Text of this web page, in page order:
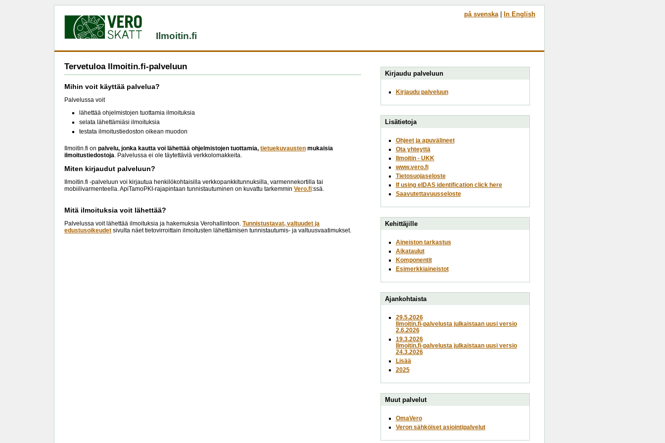
Ilmoitin.fi
på svenska| In English
Tervetuloa Ilmoitin.fi-palveluun
Mihin voit käyttää palvelua?
Palvelussa voit
lähettää ohjelmistojen tuottamia ilmoituksia
selata lähettämiäsi ilmoituksia
testata ilmoitustiedoston oikean muodon
Ilmoitin.fi on palvelu, jonka kautta voi lähettää ohjelmistojen tuottamia, tietuekuvausten mukaisia
ilmoitustiedostoja. Palvelussa ei ole täytettäviä verkkolomakkeita.
Miten kirjaudut palveluun?
Ilmoitin.fi -palveluun voi kirjautua henkilökohtaisilla verkkopankkitunnuksilla, varmennekortilla tai
mobiilivarmenteella. ApiTamoPKI-rajapintaan tunnistautuminen on kuvattu tarkemmin Vero.fi:ssä.
Mitä ilmoituksia voit lähettää?
Palvelussa voit lähettää ilmoituksia ja hakemuksia Verohallintoon. Tunnistustavat, valtuudet ja
edustusoikeudet sivulta näet tietovirroittain ilmoitusten lähettämisen tunnistautumis- ja valtuusvaatimukset.
Kirjaudu palveluun
Kirjaudu palveluun
Lisätietoja
Ohjeet ja apuvälineet
Ota yhteyttä
Ilmoitin - UKK
www.vero.fi
Tietosuojaseloste
If using eIDAS identification click here
Saavutettavuusseloste
Kehittäjille
Aineiston tarkastus
Aikataulut
Komponentit
Esimerkkiaineistot
Ajankohtaista
29.5.2026
Ilmoitin.fi-palvelusta julkaistaan uusi versio
2.6.2026
19.3.2026
Ilmoitin.fi-palvelusta julkaistaan uusi versio
24.3.2026
Lisää
2025
Muut palvelut
OmaVero
Veron sähköiset asiointipalvelut